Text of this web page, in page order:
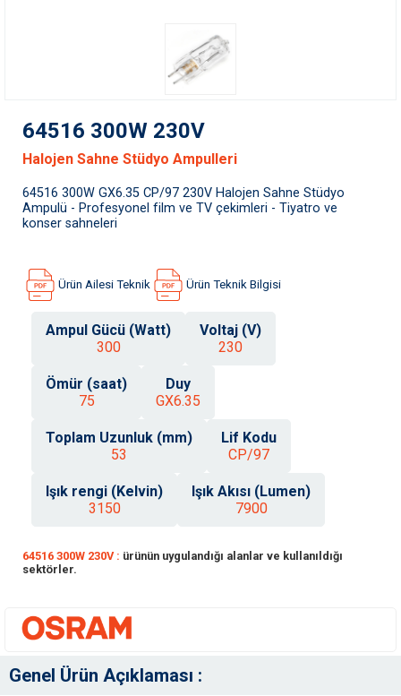
64516 300W 230V
Halojen Sahne Stüdyo Ampulleri
64516 300W GX6.35 CP/97 230V Halojen Sahne Stüdyo
Ampulü - Profesyonel film ve TV çekimleri - Tiyatro ve
konser sahneleri
Ürün Ailesi Teknik Ürün Teknik Bilgisi
Ampul Gücü (Watt)
300
Voltaj (V)
230
Ömür (saat)
75
Duy
GX6.35
Toplam Uzunluk (mm)
53
Lif Kodu
CP/97
Işık rengi (Kelvin)
3150
Işık Akısı (Lumen)
7900
64516 300W 230V : ürünün uygulandığı alanlar ve kullanıldığı
sektörler.
Genel Ürün Açıklaması :